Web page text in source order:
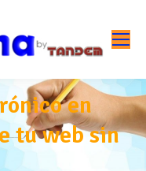
en
tu web sin